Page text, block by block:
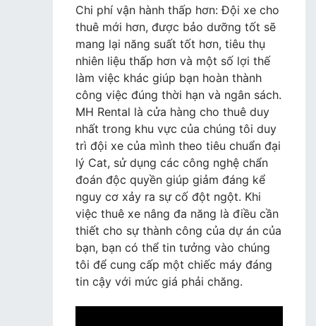
Chi phí vận hành thấp hơn: Đội xe cho
thuê mới hơn, được bảo dưỡng tốt sẽ
mang lại năng suất tốt hơn, tiêu thụ
nhiên liệu thấp hơn và một số lợi thế
làm việc khác giúp bạn hoàn thành
công việc đúng thời hạn và ngân sách.
MH Rental là cửa hàng cho thuê duy
nhất trong khu vực của chúng tôi duy
trì đội xe của mình theo tiêu chuẩn đại
lý Cat, sử dụng các công nghệ chẩn
đoán độc quyền giúp giảm đáng kể
nguy cơ xảy ra sự cố đột ngột. Khi
việc thuê xe nâng đa năng là điều cần
thiết cho sự thành công của dự án của
bạn, bạn có thể tin tưởng vào chúng
tôi để cung cấp một chiếc máy đáng
tin cậy với mức giá phải chăng.